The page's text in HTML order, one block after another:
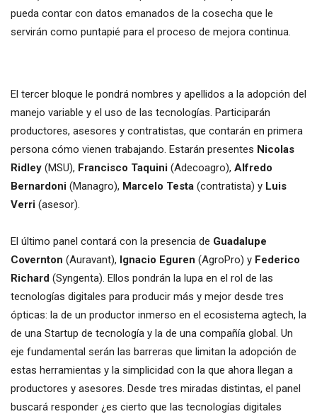
pueda contar con datos emanados de la cosecha que le
servirán como puntapié para el proceso de mejora continua.
El tercer bloque le pondrá nombres y apellidos a la adopción del
manejo variable y el uso de las tecnologías. Participarán
productores, asesores y contratistas, que contarán en primera
persona cómo vienen trabajando. Estarán presentes Nicolas
Ridley (MSU), Francisco Taquini (Adecoagro), Alfredo
Bernardoni (Managro), Marcelo Testa (contratista) y Luis
Verri (asesor).
El último panel contará con la presencia de Guadalupe
Covernton (Auravant), Ignacio Eguren (AgroPro) y Federico
Richard (Syngenta). Ellos pondrán la lupa en el rol de las
tecnologías digitales para producir más y mejor desde tres
ópticas: la de un productor inmerso en el ecosistema agtech, la
de una Startup de tecnología y la de una compañía global. Un
eje fundamental serán las barreras que limitan la adopción de
estas herramientas y la simplicidad con la que ahora llegan a
productores y asesores. Desde tres miradas distintas, el panel
buscará responder ¿es cierto que las tecnologías digitales